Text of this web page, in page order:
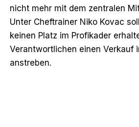
nicht mehr mit dem zentralen
Unter Cheftrainer Niko Kovac
keinen Platz im Profikader
Verantwortlichen einen Verkauf
anstreben.